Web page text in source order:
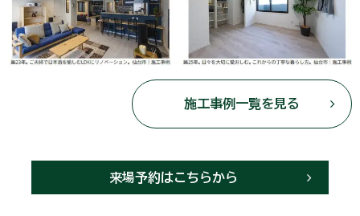
施工事例一覧を見る
来場予約はこちらから